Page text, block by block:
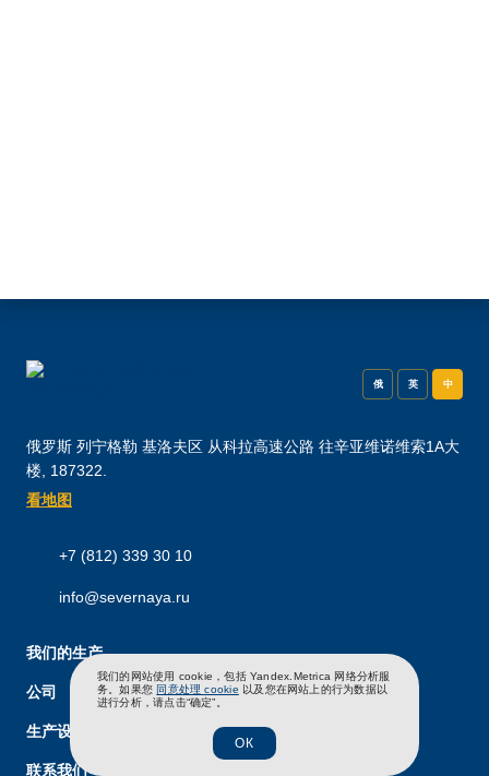
俄 英
俄 英 中
俄罗斯 列宁格勒 基洛夫区 从科拉高速公路 往辛亚维诺维索1A大
楼, 187322.
看地图
+7 (812) 339 30 10
info@severnaya.ru
我们的生产
公司
生产设备
联系我们
我们的网站使用 cookie，包括 Yandex.Metrica 网络分析服
务。如果您 同意处理 cookie 以及您在网站上的行为数据以
进行分析，请点击“确定”。
ОК